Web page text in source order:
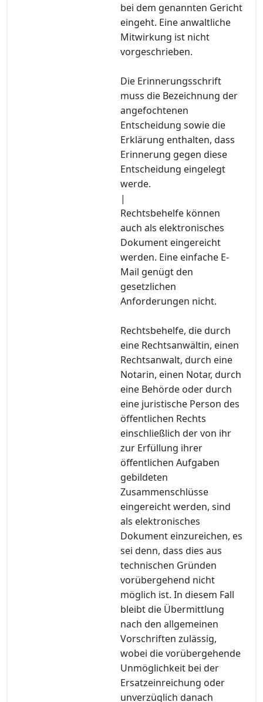
bei dem genannten Gericht
eingeht. Eine anwaltliche
Mitwirkung ist nicht
vorgeschrieben.
Die Erinnerungsschrift
muss die Bezeichnung der
angefochtenen
Entscheidung sowie die
Erklärung enthalten, dass
Erinnerung gegen diese
Entscheidung eingelegt
werde.
|
Rechtsbehelfe können
auch als elektronisches
Dokument eingereicht
werden. Eine einfache E-
Mail genügt den
gesetzlichen
Anforderungen nicht.
Rechtsbehelfe, die durch
eine Rechtsanwältin, einen
Rechtsanwalt, durch eine
Notarin, einen Notar, durch
eine Behörde oder durch
eine juristische Person des
öffentlichen Rechts
einschließlich der von ihr
zur Erfüllung ihrer
öffentlichen Aufgaben
gebildeten
Zusammenschlüsse
eingereicht werden, sind
als elektronisches
Dokument einzureichen, es
sei denn, dass dies aus
technischen Gründen
vorübergehend nicht
möglich ist. In diesem Fall
bleibt die Übermittlung
nach den allgemeinen
Vorschriften zulässig,
wobei die vorübergehende
Unmöglichkeit bei der
Ersatzeinreichung oder
unverzüglich danach